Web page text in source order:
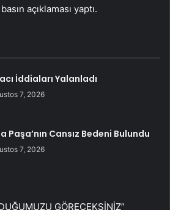
açıklaması yaptı.
İddiaları Yalanladı
7, 2026
Paşa’nın Cansız Bedeni Bulundu
7, 2026
GÖRECEKSİNİZ”